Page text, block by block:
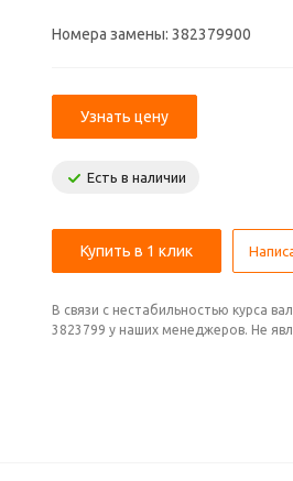
Номера замены: 382379900
Узнать цену
Есть в наличии
Купить в 1 клик
В связи с нестабильностью курса
3823799 у наших менеджеров. Не